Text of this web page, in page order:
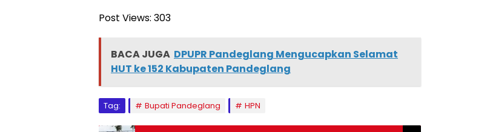
Post Views: 303
BACA JUGA DPUPR Pandeglang Mengucapkan Selamat
HUT ke 152 Kabupaten Pandeglang
Tag: Bupati Pandeglang HPN